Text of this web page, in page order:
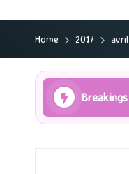
Home 2017 avril
Breakings
et des ombres